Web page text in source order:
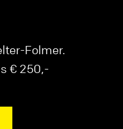
Folmer.
€ 250,-